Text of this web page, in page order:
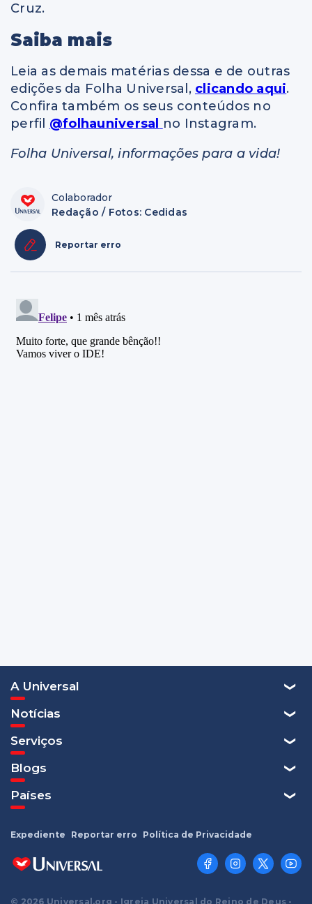
Cruz.
Saiba mais
Leia as demais matérias dessa e de outras
edições da Folha Universal, clicando aqui.
Confira também os seus conteúdos no
perfil @folhauniversal
no Instagram.
Folha Universal, informações para a vida!
Colaborador
Redação / Fotos: Cedidas
Reportar erro
A Universal
Notícias
Serviços
Blogs
Países
© 2026 Universal.org - Igreja Universal do Reino de Deus -
Expediente Reportar erro Política de Privacidade